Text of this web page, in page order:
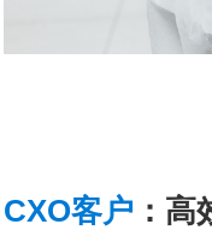
CXO客户 ：